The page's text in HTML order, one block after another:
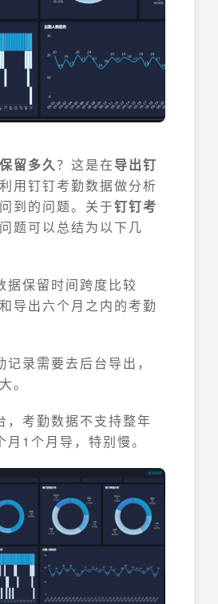
留多久？这是在导出钉
用钉钉考勤数据做分析
到的问题。关于钉钉考
题可以总结为以下几
据保留时间跨度比较
导出六个月之内的考勤
录需要去后台导出，
。
，考勤数据不支持整年
1个月导，特别慢。